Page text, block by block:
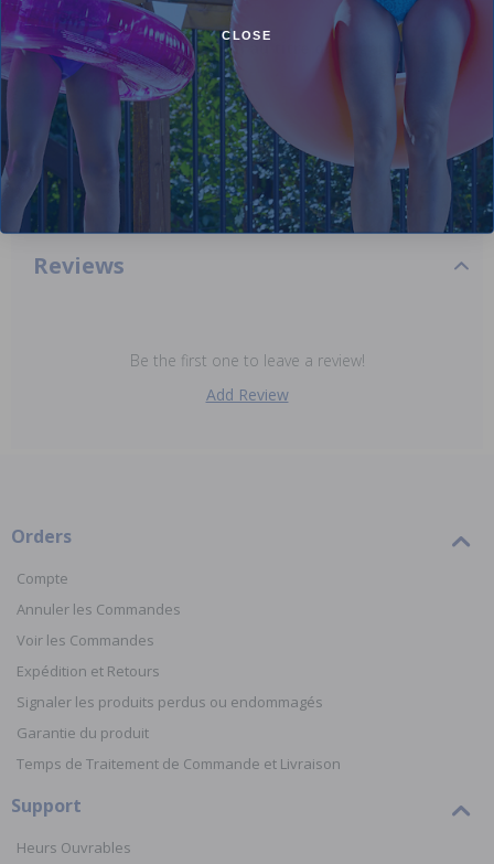
autre dommage pouvant survenir.
Démarrer une réclamation au titre de la garantie :
Pour commencer une réclamation, veuillez envoyer un
courriel à customerservice@poolsuppliescanada.ca avec
une photo montrant le(s) défaut(s)/dommage(s) à vos
pièces Hayward et inclure une brève explication de ce qui
s'est produit.
Reviews
Be the first one to leave a review!
Add Review
Orders
Compte
Annuler les Commandes
Voir les Commandes
Expédition et Retours
Signaler les produits perdus ou endommagés
Garantie du produit
Temps de Traitement de Commande et Livraison
Support
Heurs Ouvrables
CLOSE